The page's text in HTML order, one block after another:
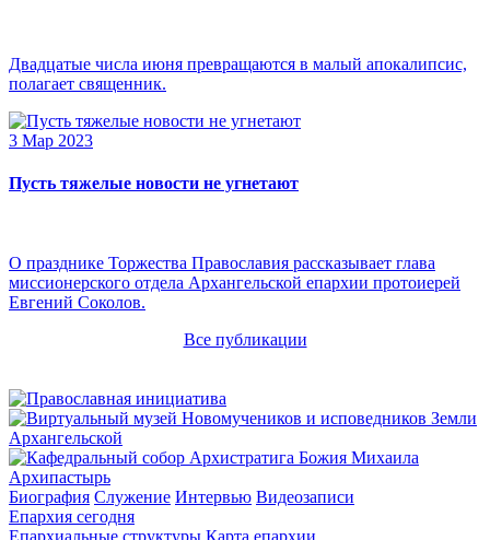
Двадцатые числа июня превращаются в малый апокалипсис,
полагает священник.
3 Мар 2023
Пусть тяжелые новости не угнетают
О празднике Торжества Православия рассказывает глава
миссионерского отдела Архангельской епархии протоиерей
Евгений Соколов.
Все публикации
Архипастырь
Биография Служение Интервью Видеозаписи
Епархия сегодня